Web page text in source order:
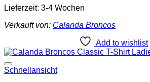
Lieferzeit: 3-4 Wochen
Verkauft von: Calanda Broncos
Add to wishlist
Schnellansicht